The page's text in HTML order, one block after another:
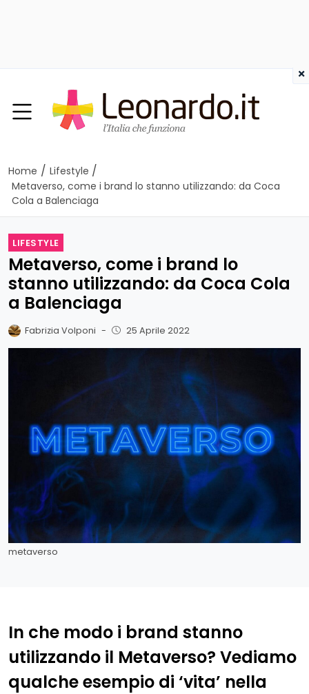
Home / Lifestyle /
Metaverso, come i brand lo stanno utilizzando: da Coca
Cola a Balenciaga
LIFESTYLE
Metaverso, come i brand lo
stanno utilizzando: da Coca Cola
a Balenciaga
Fabrizia Volponi - 25 Aprile 2022
metaverso
In che modo i brand stanno
utilizzando il Metaverso? Vediamo
qualche esempio di ‘vita’ nella
×